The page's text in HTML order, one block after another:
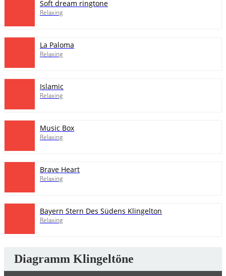
Soft dream ringtone
Relaxing
La Paloma
Relaxing
Islamic
Relaxing
Music Box
Relaxing
Brave Heart
Relaxing
Bayern Stern Des Südens Klingelton
Relaxing
Diagramm Klingeltöne